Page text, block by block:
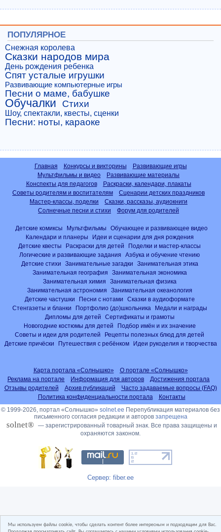
Мы используем файлы cookie, чтобы сделать контент более интересным и подходящим для Вас.
ПОПУЛЯРНОЕ
Снежная королева
Сказки народов мира
День рождения ребенка
Спят усталые игрушки
Развивающие компьютерные игры
Песни о маме, бабушке
Обучалки Стихи
Шоу, спектакли, квесты, сценки
Песни: ноты, караоке
Главная Конкурсы и викторины
Развивающие игры
Мультфильмы и видео
Развивающие материалы
Конспекты для педагогов
Раскраски, календари, плакаты
Советы родителям и воспитателям
Сценарии детских праздников
Мастер-классы, поделки
Сказки, рассказы, аудиокниги
Солнечные песни и стихи
Форум для родителей
Детские комиксы Мультфильмы
Обучающее и развивающее видео
Календари и планеры
Идеи и сценарии для дня рождения
Детские квесты
Раскраски для детей
Поделки и мастер-классы
Логические и развивающие задания
Азбука и обучение чтению
Детские стихи
Занимательные загадки
Занимательная этика
Занимательная география
Занимательная экономика
Занимательная химия
Занимательная физика
Занимательная астрономия
Занимательная океанология
Детские частушки
Песни с нотами
Сказки в аудиоформате
Стенгазеты и бланки
Портфолио (до)школьника
Медали и награды
Дипломы для детей
Сертификаты и грамоты
Новогодние костюмы для детей
Подбор имён и их значение
Советы и идеи для родителей
Рецепты полезных блюд для детей
Детские причёски
Путешествия с ребёнком Идеи рукоделия и творчества
Карта портала «Солнышко»
О портале «Солнышко»
Реклама на портале
Информация для авторов
Достижения портала
Отзывы родителей
Архив публикаций
Часто задаваемые вопросы (FAQ)
Политика конфиденциальности портала
Контакты
© 1999-2026, портал «Солнышко» solnet.ee Перепубликация материалов без
письменного согласия редакции и авторов запрещена
solnet® — зарегистрированный товарный знак. Все права защищены и
охраняются законом.
Сервер: fiber.ee